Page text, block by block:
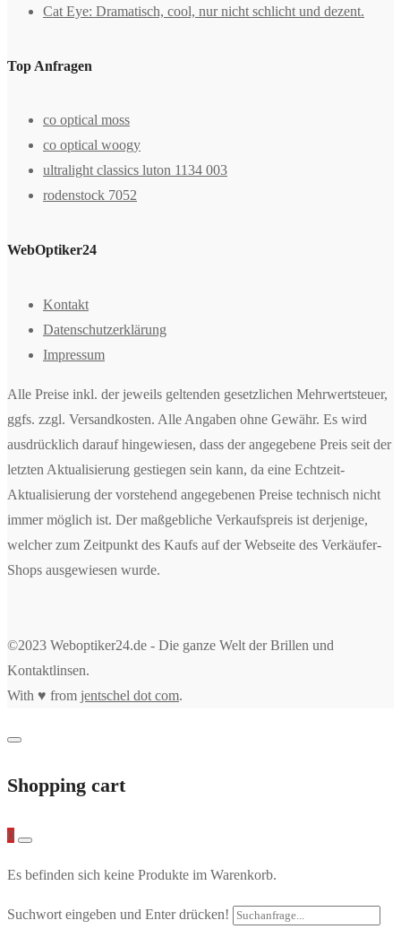
Cat Eye: Dramatisch, cool, nur nicht schlicht und dezent.
Top Anfragen
co optical moss
co optical woogy
ultralight classics luton 1134 003
rodenstock 7052
WebOptiker24
Kontakt
Datenschutzerklärung
Impressum
Alle Preise inkl. der jeweils geltenden gesetzlichen Mehrwertsteuer,
ggfs. zzgl. Versandkosten. Alle Angaben ohne Gewähr. Es wird
ausdrücklich darauf hingewiesen, dass der angegebene Preis seit der
letzten Aktualisierung gestiegen sein kann, da eine Echtzeit-
Aktualisierung der vorstehend angegebenen Preise technisch nicht
immer möglich ist. Der maßgebliche Verkaufspreis ist derjenige,
welcher zum Zeitpunkt des Kaufs auf der Webseite des Verkäufer-
Shops ausgewiesen wurde.
©2023 Weboptiker24.de - Die ganze Welt der Brillen und
Kontaktlinsen.
With ♥ from jentschel dot com.
Shopping cart
0
Es befinden sich keine Produkte im Warenkorb.
Suchwort eingeben und Enter drücken!